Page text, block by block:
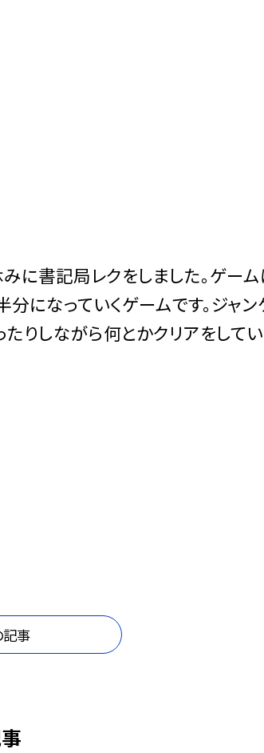
に書記局レクをしました。ゲー
分になっていくゲームです。ジャ
たりしながら何とかクリアをして
事